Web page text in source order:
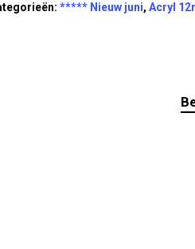
***** Nieuw juni, Acryl